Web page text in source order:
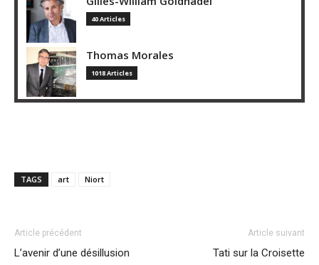
40 Articles
Thomas Morales
1018 Articles
TAGS art Niort
Article précédent
L’avenir d’une désillusion
Article suivant
Tati sur la Croisette